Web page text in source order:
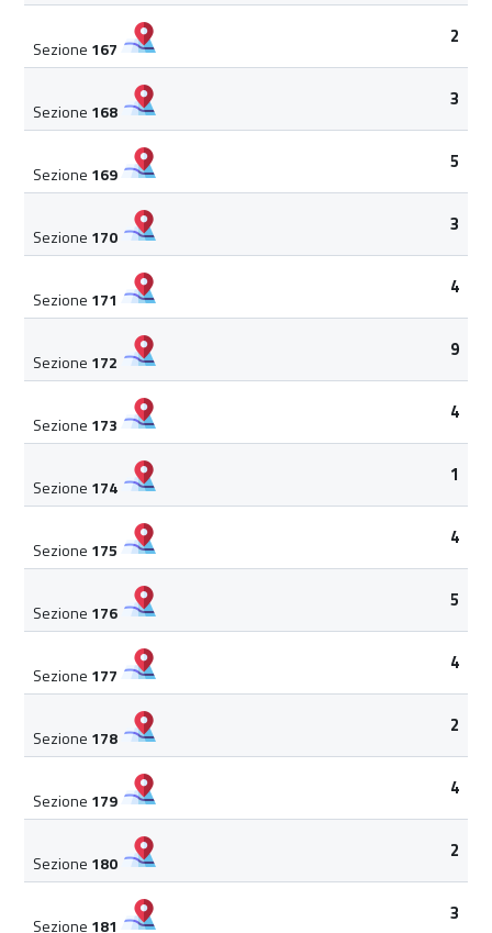
Sezione 167
2
Sezione 168
3
Sezione 169
5
Sezione 170
3
Sezione 171
4
Sezione 172
9
Sezione 173
4
Sezione 174
1
Sezione 175
4
Sezione 176
5
Sezione 177
4
Sezione 178
2
Sezione 179
4
Sezione 180
2
Sezione 181
3